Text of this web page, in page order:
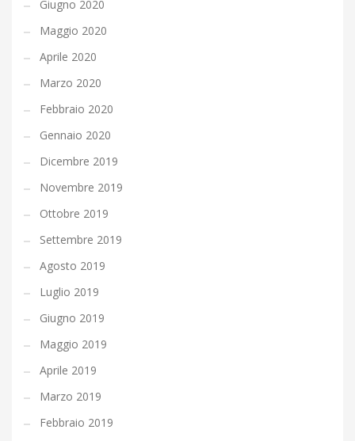
Giugno 2020
Maggio 2020
Aprile 2020
Marzo 2020
Febbraio 2020
Gennaio 2020
Dicembre 2019
Novembre 2019
Ottobre 2019
Settembre 2019
Agosto 2019
Luglio 2019
Giugno 2019
Maggio 2019
Aprile 2019
Marzo 2019
Febbraio 2019